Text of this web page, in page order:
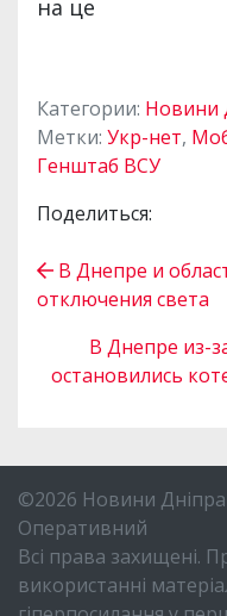
Категории: Новини
Метки: Укр-нет,
Генштаб ВСУ
Поделиться:
В Днепре и
отключения света
В Днепре из-
остановились
©2026 Новини
Оперативний
Всі права захищені.
використанні